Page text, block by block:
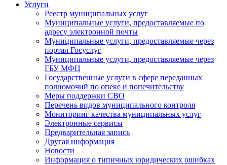
Услуги
Реестр муниципальных услуг
Муниципальные услуги, предоставляемые по
адресу электронной почты
Муниципальные услуги, предоставляемые через
портал Госуслуг
Муниципальные услуги, предоставляемые через
ГБУ МФЦ
Государственные услуги в сфере переданных
полномочий по опеке и попечительству
Меры поддержки СВО
Перечень видов муниципального контроля
Мониторинг качества муниципальных услуг
Электронные сервисы
Предварительная запись
Другая информация
Новости
Информация о типичных юридических ошибках